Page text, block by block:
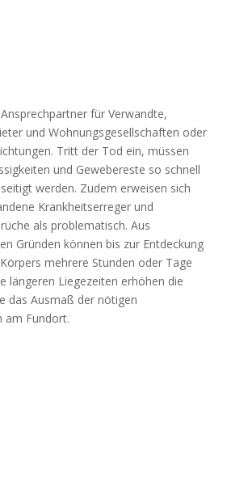
für Verwandte,
und Wohnungsgesellschaften oder
Tritt der Tod ein, müssen
und Gewebereste so schnell
werden. Zudem erweisen sich
Krankheitserreger und
als problematisch. Aus
Gründen können bis zur Entdeckung
mehrere Stunden oder Tage
längeren Liegezeiten erhöhen die
das Ausmaß der nötigen
am Fundort.